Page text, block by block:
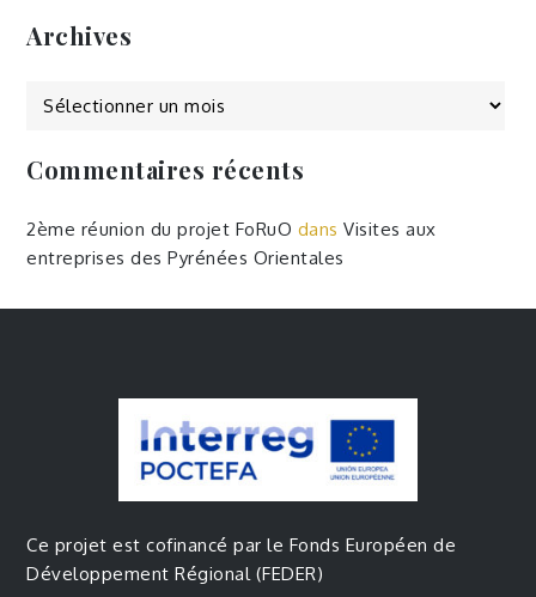
Archives
Commentaires récents
2ème réunion du projet FoRuO dansVisites aux
entreprises des Pyrénées Orientales
Ce projet est cofinancé par le Fonds Européen de
Développement Régional (FEDER)